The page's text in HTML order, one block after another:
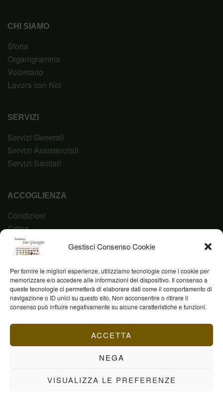
Gestisci Consenso Cookie
Per fornire le migliori esperienze, utilizziamo tecnologie come i cookie per
memorizzare e/o accedere alle informazioni del dispositivo. Il consenso a
queste tecnologie ci permetterà di elaborare dati come il comportamento di
navigazione o ID unici su questo sito. Non acconsentire o ritirare il
consenso può influire negativamente su alcune caratteristiche e funzioni.
ACCETTA
NEGA
VISUALIZZA LE PREFERENZE
CHI SIAMO
Storia
Organigramma
Volontario
Lavora con Noi
SERVIZI
Servizi Generali
Servizi Assistenziali
Servizi Sanitari
ACCOGLIENZA
Condizioni
Criteri
Domanda
Codice Etico
Fond. Casa San Giuseppe ETS © 2023 | P.IVA